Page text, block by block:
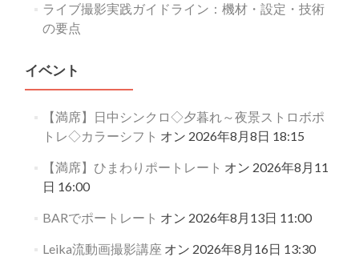
ライブ撮影実践ガイドライン：機材・設定・技術
の要点
イベント
【満席】日中シンクロ◇夕暮れ～夜景ストロボポ
トレ◇カラーシフト オン 2026年8月8日 18:15
【満席】ひまわりポートレート オン 2026年8月11
日 16:00
BARでポートレート オン 2026年8月13日 11:00
Leika流動画撮影講座 オン 2026年8月16日 13:30